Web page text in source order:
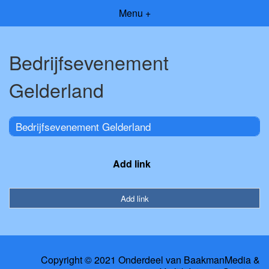
Menu +
Bedrijfsevenement
Gelderland
Bedrijfsevenement Gelderland
Add link
Add link
Copyright © 2021 Onderdeel van BaakmanMedia&